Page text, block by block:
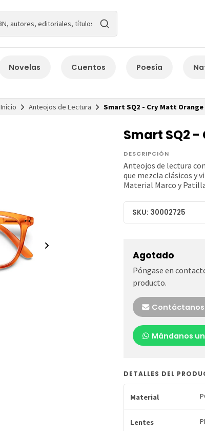
Novelas Cuentos Poesía
Inicio Anteojos de Lectura Smart SQ2 - Cry Matt Orange
Smart SQ2 -
DESCRIPCIÓN
Anteojos de lectura
que mezcla clásicos y
Material Marco y
SKU: 30002725
Agotado
Póngase en
producto.
Contáctanos
Mándanos
DETALLES DEL
Material
Lentes